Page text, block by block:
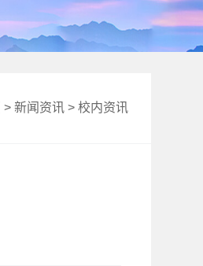
>新闻资讯 >校内资讯